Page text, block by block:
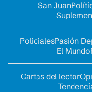
San Juan
PolicialesPasión
El Mundo
Cartas del lector